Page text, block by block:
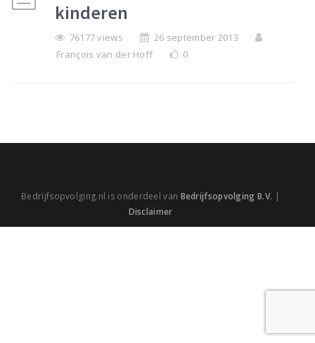
kinderen
76177 views
26 september 2013
François van der Hoff
0
Bedrijfsopvolging.nl is onderdeel van Bedrijfsopvolging B.V. |
Disclaimer